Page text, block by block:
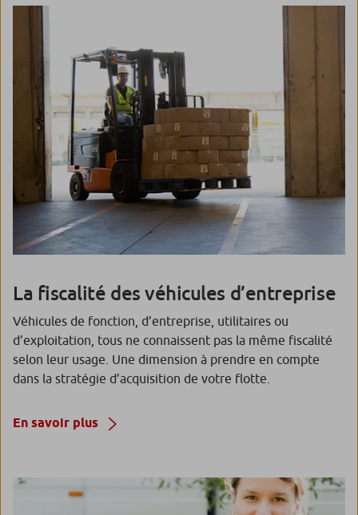
La fiscalité des véhicules d’entreprise
Véhicules de fonction, d’entreprise, utilitaires ou
d’exploitation, tous ne connaissent pas la même fiscalité
selon leur usage. Une dimension à prendre en compte
dans la stratégie d’acquisition de votre flotte.
En savoir plus